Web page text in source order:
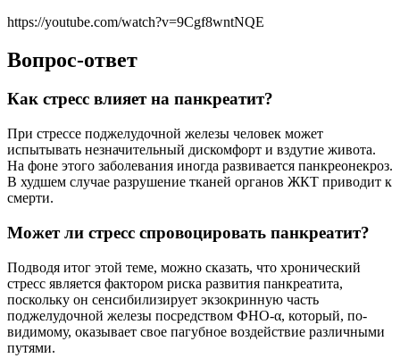
https://youtube.com/watch?v=9Cgf8wntNQE
Вопрос-ответ
Как стресс влияет на панкреатит?
При стрессе поджелудочной железы человек может
испытывать незначительный дискомфорт и вздутие живота.
На фоне этого заболевания иногда развивается панкреонекроз.
В худшем случае разрушение тканей органов ЖКТ приводит к
смерти.
Может ли стресс спровоцировать панкреатит?
Подводя итог этой теме, можно сказать, что хронический
стресс является фактором риска развития панкреатита,
поскольку он сенсибилизирует экзокринную часть
поджелудочной железы посредством ФНО-α, который, по-
видимому, оказывает свое пагубное воздействие различными
путями.